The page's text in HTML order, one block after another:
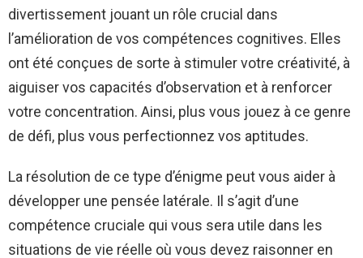
divertissement jouant un rôle crucial dans
l’amélioration de vos compétences cognitives. Elles
ont été conçues de sorte à stimuler votre créativité, à
aiguiser vos capacités d’observation et à renforcer
votre concentration. Ainsi, plus vous jouez à ce genre
de défi, plus vous perfectionnez vos aptitudes.
La résolution de ce type d’énigme peut vous aider à
développer une pensée latérale. Il s’agit d’une
compétence cruciale qui vous sera utile dans les
situations de vie réelle où vous devez raisonner en